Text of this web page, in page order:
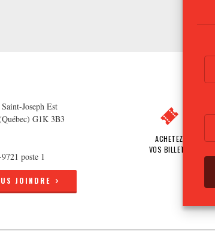
Joseph Est
G1K 3B3
poste 1
JOINDRE
ACHETEZ
VOS BILLETS